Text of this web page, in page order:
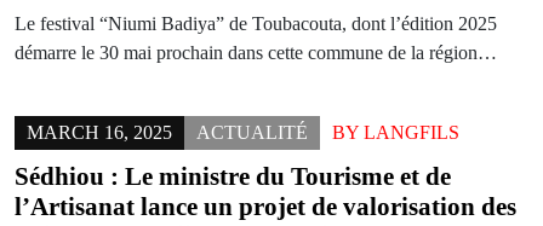
Le festival “Niumi Badiya” de Toubacouta, dont l’édition 2025
démarre le 30 mai prochain dans cette commune de la région…
MARCH 16, 2025 ACTUALITÉ BY LANGFILS
Sédhiou : Le ministre du Tourisme et de
l’Artisanat lance un projet de valorisation des